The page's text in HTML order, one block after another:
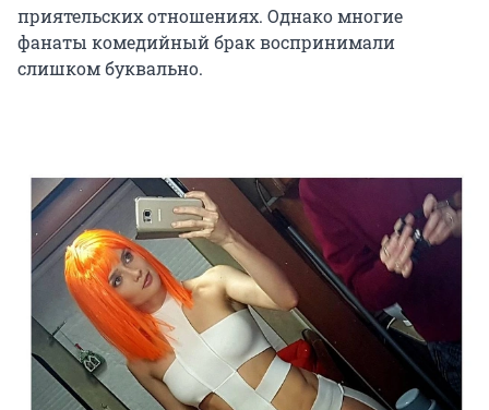
приятельских отношениях. Однако многие
фанаты комедийный брак воспринимали
слишком буквально.